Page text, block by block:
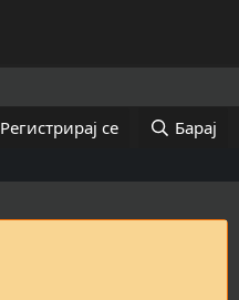
Регистрирај се Барај